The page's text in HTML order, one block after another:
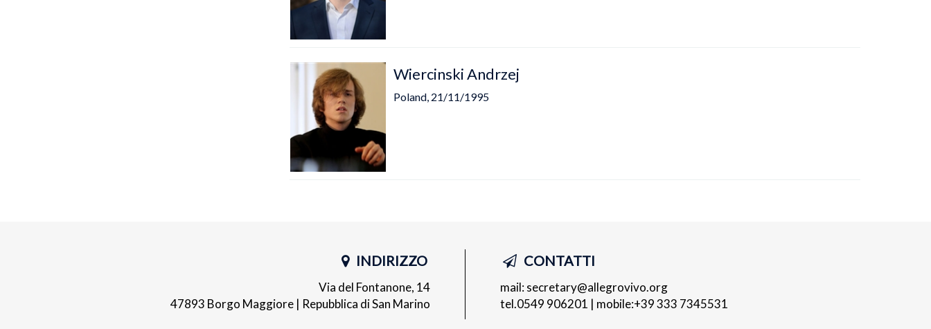
Wiercinski Andrzej
Poland, 21/11/1995
INDIRIZZO
Via del Fontanone, 14
47893 Borgo Maggiore | Repubblica di San Marino
CONTATTI
mail:secretary@allegrovivo.org
tel.0549 906201 | mobile:+39 333 7345531